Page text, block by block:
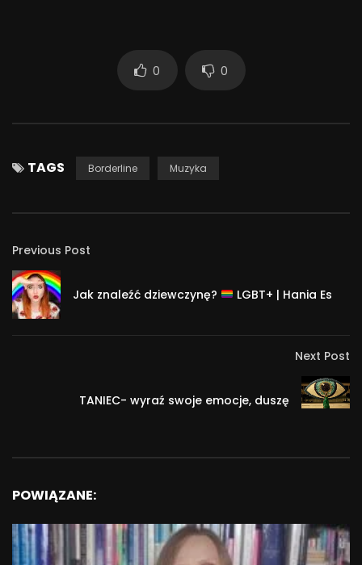
0 0
TAGS Borderline Muzyka
Previous Post
Jak znaleźć dziewczynę? LGBT+ | Hania Es
Next Post
TANIEC- wyraź swoje emocje, duszę
POWIĄZANE: